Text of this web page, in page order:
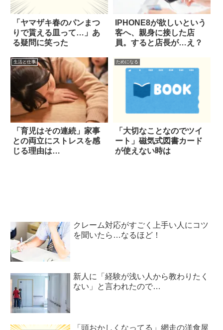
「ヤマザキ春のパンまつ
りで貰える皿って…」あ
る疑問に笑った
IPHONE8が欲しいという
客へ、親身に接した店
員。すると店長が…え？
生活と仕事
「育児はその連続」家事
との両立にストレスを感
じる理由は…
ためになる
「大切なことなのでツイ
ート」磁気式図書カード
が使えない時は
クレーム対応がすごく上手い人にコツ
を聞いたら…なるほど！
新人に「経験が浅い人から教わりたく
ない」と言われたので…
「頭おかしくなってる」網走の洋食屋